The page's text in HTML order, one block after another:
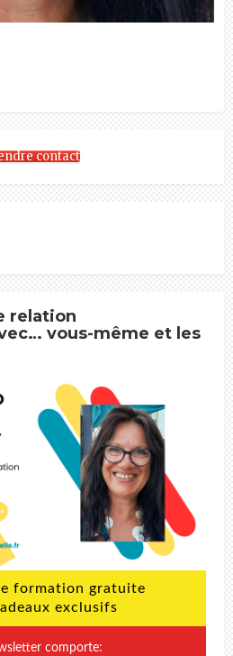
contact
relation
vous-même et les